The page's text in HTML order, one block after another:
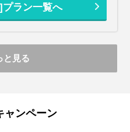
ラン一覧へ
と見る
ャンペーン